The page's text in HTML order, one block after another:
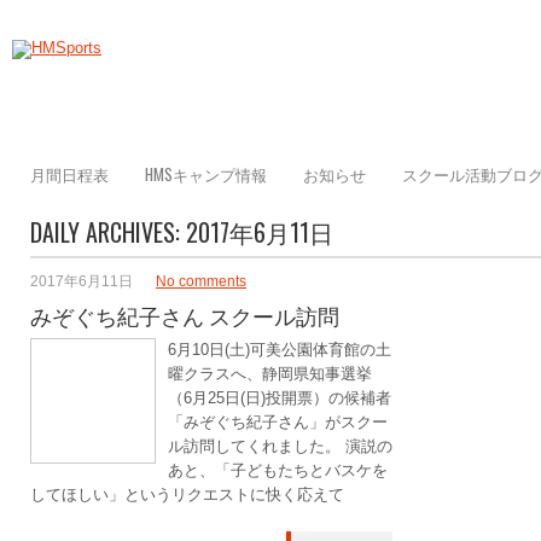
月間日程表 HMSキャンプ情報 お知らせ スクール活動ブロ
DAILY ARCHIVES: 2017年6月11日
2017年6月11日 No comments
みぞぐち紀子さん スクール訪問
6月10日(土)可美公園体育館の土
曜クラスへ、静岡県知事選挙
（6月25日(日)投開票）の候補者
「みぞぐち紀子さん」がスクー
ル訪問してくれました。 演説の
あと、「子どもたちとバスケを
してほしい」というリクエストに快く応えて